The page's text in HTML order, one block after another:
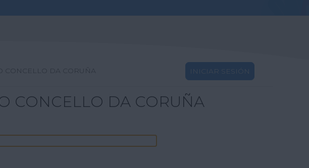
CONCELLO DA CORUÑA INICIAR SESIÓN
CONCELLO DA CORUÑA